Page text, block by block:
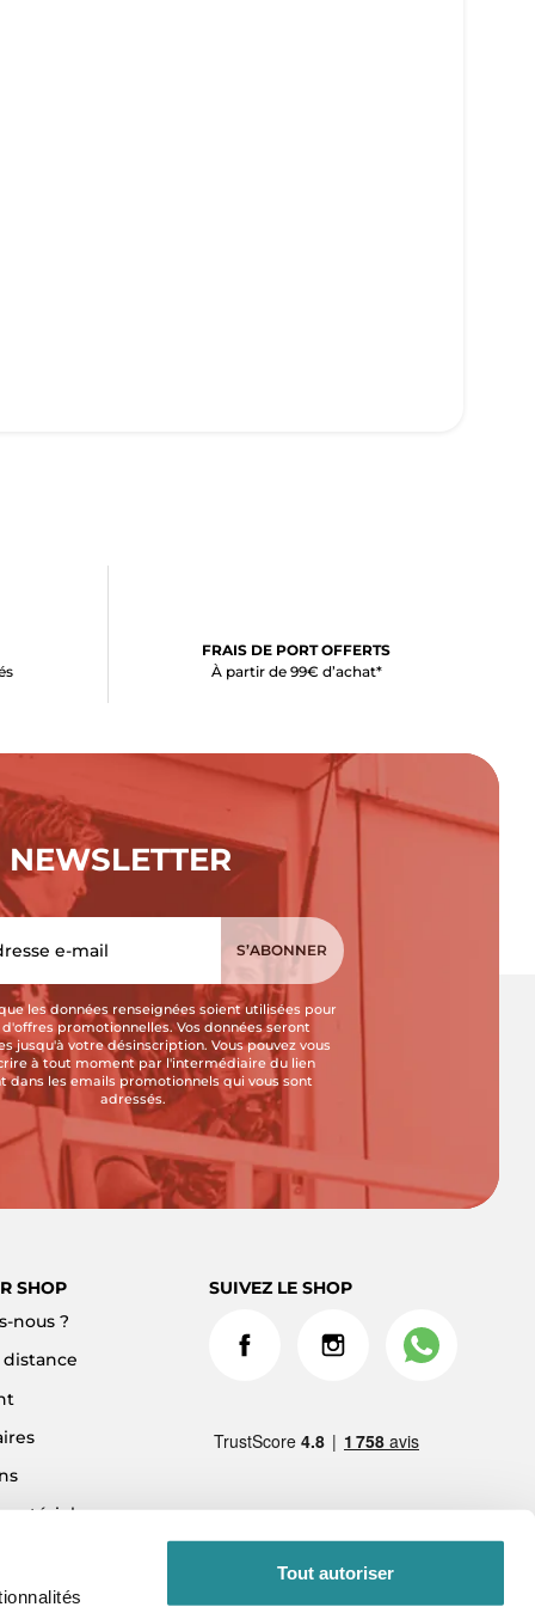
Tout autoriser
FRAIS DE PORT OFFERTS
À partir de 99€ d’achat*
NEWSLETTER
les données renseignées soient utilisées pour
d'offres promotionnelles. Vos données seront
jusqu'à votre désinscription. Vous pouvez vous
à tout moment par l'intermédiaire du lien
dans les emails promotionnels qui vous sont
adressés.
SHOP
nous ?
distance
matériel
SUIVEZ LE SHOP